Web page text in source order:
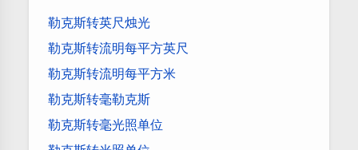
勒克斯转英尺烛光
勒克斯转流明每平方英尺
勒克斯转流明每平方米
勒克斯转毫勒克斯
勒克斯转毫光照单位